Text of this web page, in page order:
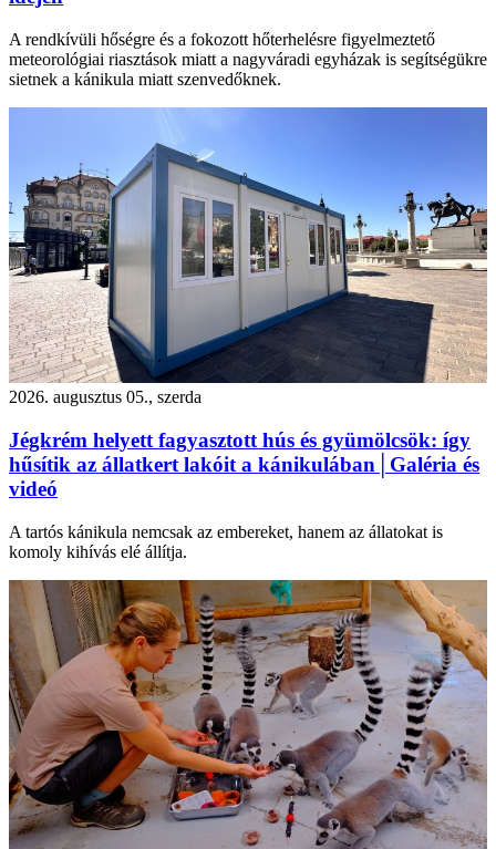
A rendkívüli hőségre és a fokozott hőterhelésre figyelmeztető
meteorológiai riasztások miatt a nagyváradi egyházak is segítségükre
sietnek a kánikula miatt szenvedőknek.
2026. augusztus 05., szerda
Jégkrém helyett fagyasztott hús és gyümölcsök: így
hűsítik az állatkert lakóit a kánikulában│Galéria és
videó
A tartós kánikula nemcsak az embereket, hanem az állatokat is
komoly kihívás elé állítja.